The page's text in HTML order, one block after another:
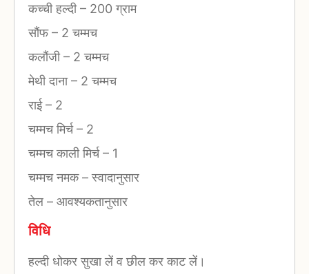
कच्ची हल्दी– 200 ग्राम
सौंफ– 2 चम्मच
कलौंजी– 2 चम्मच
मेथी दाना– 2 चम्मच
राई– 2
चम्मच मिर्च– 2
चम्मच काली मिर्च– 1
चम्मच नमक–स्वादानुसार
तेल – आवश्यकतानुसार
विधि
हल्दी धोकर सुखा लें व छील कर काट लें।